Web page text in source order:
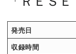
発売日
収録時間